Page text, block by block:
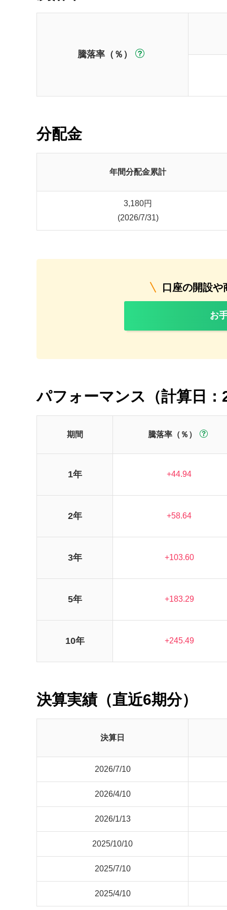
騰落率（％）
分配金
年間分配金累計
3,180円
(2026/7/31)
口座の開設や
お
パフォーマンス（計算日：
期間 騰落率（％）
1年 +44.94
2年 +58.64
3年 +103.60
5年 +183.29
10年 +245.49
決算実績（直近6期分）
決算日
2026/7/10
2026/4/10
2026/1/13
2025/10/10
2025/7/10
2025/4/10